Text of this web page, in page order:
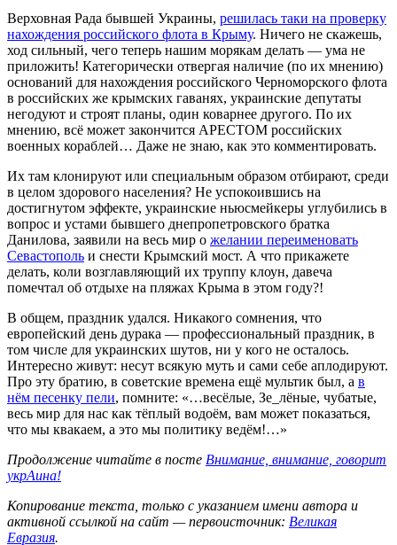
Верховная Рада бывшей Украины, решилась таки на проверку
нахождения российского флота в Крыму. Ничего не скажешь,
ход сильный, чего теперь нашим морякам делать — ума не
приложить! Категорически отвергая наличие (по их мнению)
оснований для нахождения российского Черноморского флота
в российских же крымских гаванях, украинские депутаты
негодуют и строят планы, один коварнее другого. По их
мнению, всё может закончится АРЕСТОМ российских
военных кораблей… Даже не знаю, как это комментировать.
Их там клонируют или специальным образом отбирают, среди
в целом здорового населения? Не успокоившись на
достигнутом эффекте, украинские ньюсмейкеры углубились в
вопрос и устами бывшего днепропетровского братка
Данилова, заявили на весь мир о желании переименовать
Севастополь и снести Крымский мост. А что прикажете
делать, коли возглавляющий их труппу клоун, давеча
помечтал об отдыхе на пляжах Крыма в этом году?!
В общем, праздник удался. Никакого сомнения, что
европейский день дурака — профессиональный праздник, в
том числе для украинских шутов, ни у кого не осталось.
Интересно живут: несут всякую муть и сами себе аплодируют.
Про эту братию, в советские времена ещё мультик был, а в
нём песенку пели, помните: «…весёлые, Зе_лёные, чубатые,
весь мир для нас как тёплый водоём, вам может показаться,
что мы квакаем, а это мы политику ведём!…»
Продолжение читайте в посте Внимание, внимание, говорит
укрАина!
Копирование текста, только с указанием имени автора и
активной ссылкой на сайт — первоисточник: Великая
Евразия.